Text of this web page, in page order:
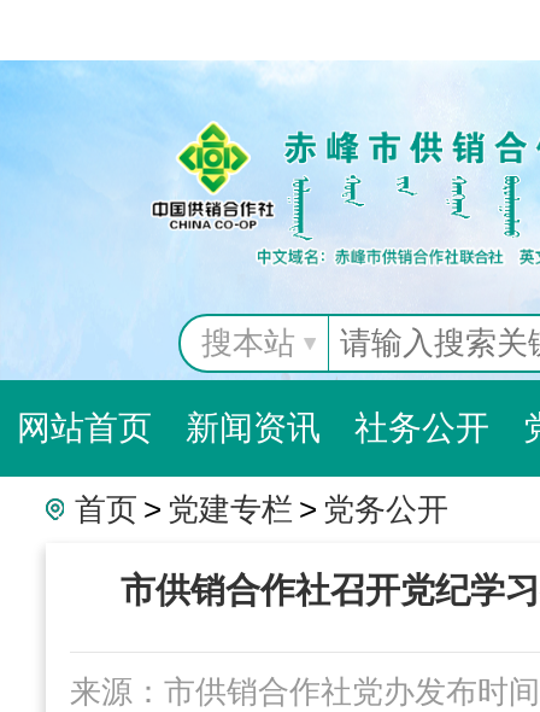
搜本站
网站首页 新闻资讯 社务公开
“三位一体”组织社办企业 互动交流
首页 > 党建专栏 > 党务公开
市供销合作社召开党纪学
来源：市供销合作社党办发布时